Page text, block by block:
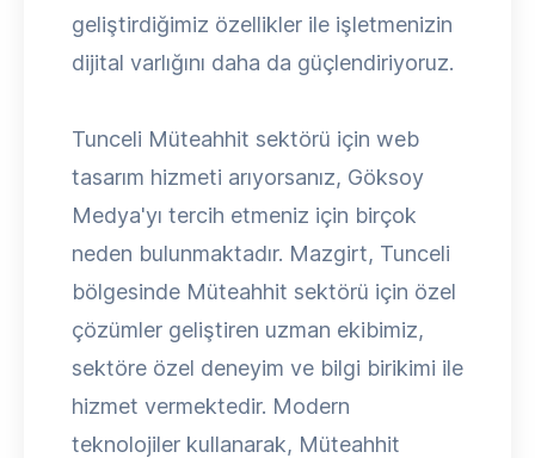
geliştirdiğimiz özellikler ile işletmenizin
dijital varlığını daha da güçlendiriyoruz.
Tunceli Müteahhit sektörü için web
tasarım hizmeti arıyorsanız, Göksoy
Medya'yı tercih etmeniz için birçok
neden bulunmaktadır. Mazgirt, Tunceli
bölgesinde Müteahhit sektörü için özel
çözümler geliştiren uzman ekibimiz,
sektöre özel deneyim ve bilgi birikimi ile
hizmet vermektedir. Modern
teknolojiler kullanarak, Müteahhit